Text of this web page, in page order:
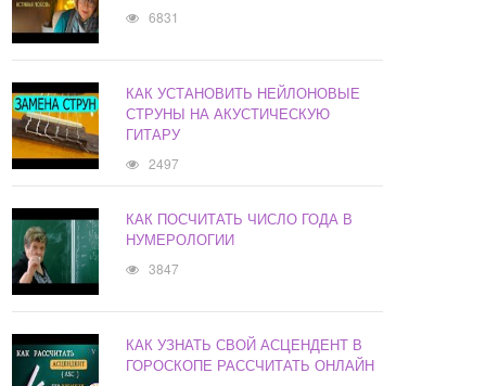
6831
КАК УСТАНОВИТЬ НЕЙЛОНОВЫЕ
СТРУНЫ НА АКУСТИЧЕСКУЮ
ГИТАРУ
2497
КАК ПОСЧИТАТЬ ЧИСЛО ГОДА В
НУМЕРОЛОГИИ
3847
КАК УЗНАТЬ СВОЙ АСЦЕНДЕНТ В
ГОРОСКОПЕ РАССЧИТАТЬ ОНЛАЙН